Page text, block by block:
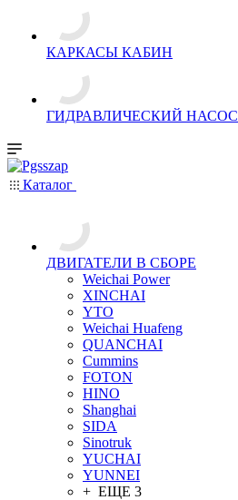
КАРКАСЫ КАБИН
ГИДРАВЛИЧЕСКИЙ НАСОС
Каталог
ДВИГАТЕЛИ В СБОРЕ
Weichai Power
XINCHAI
YTO
Weichai Huafeng
QUANCHAI
Cummins
FOTON
HINO
Shanghai
SIDA
Sinotruk
YUCHAI
YUNNEI
+ ЕЩЕ 3